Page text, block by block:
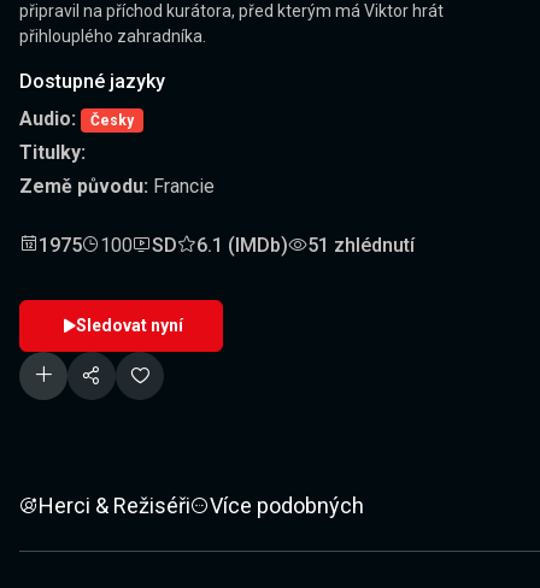
připravil na příchod kurátora, před kterým má Viktor hrát
přihlouplého zahradníka.
Dostupné jazyky
Audio:
Česky
Titulky:
Země původu: Francie
1975 100 SD 6.1 (IMDb) 51 zhlédnutí
Sledovat nyní
Herci & Režiséři Více podobných